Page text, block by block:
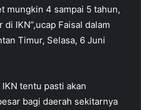
mungkin 4 sampai 5 tahun,
IKN”,ucap Faisal dalam
Timur, Selasa, 6 Juni
tentu pasti akan
bagi daerah sekitarnya